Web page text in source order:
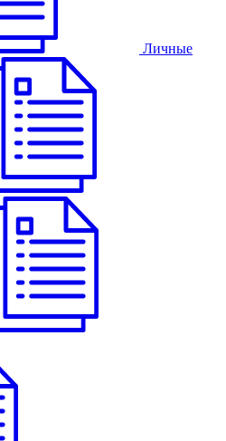
Личные